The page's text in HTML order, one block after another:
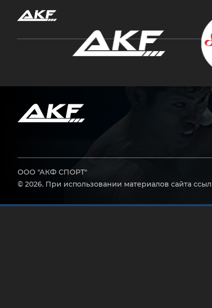
ООО "АКФ СПОРТ"
© 2026. При использовании материалов сайта
Нажмите Enter для поиска или Esc, чтобы